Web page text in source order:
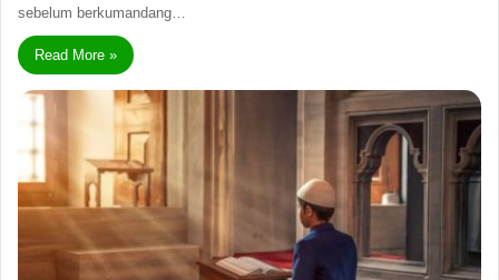
sebelum berkumandang…
Read More »